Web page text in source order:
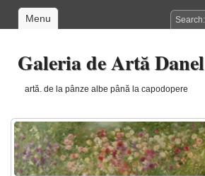
Menu
Galeria de Artă Danel
artă. de la pânze albe până la capodopere